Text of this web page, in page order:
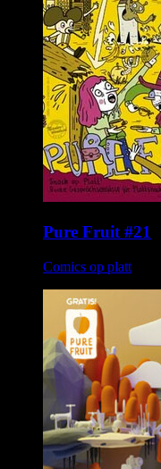
Pure Fruit #21
Comics op platt